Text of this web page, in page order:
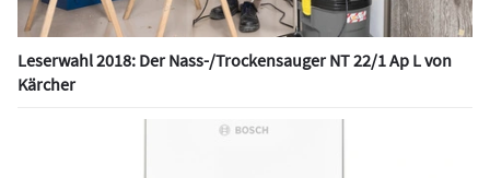
Leserwahl 2018: Der Nass-/Trockensauger NT 22/1 Ap L von
Kärcher